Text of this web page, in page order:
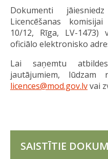
Dokumenti
Licencēšanas
10/12, Rīga, LV-
oficiālo elektronisko
Lai saņemtu
jautājumiem,
licences@mod.gov.lvvai
SAISTĪTIE